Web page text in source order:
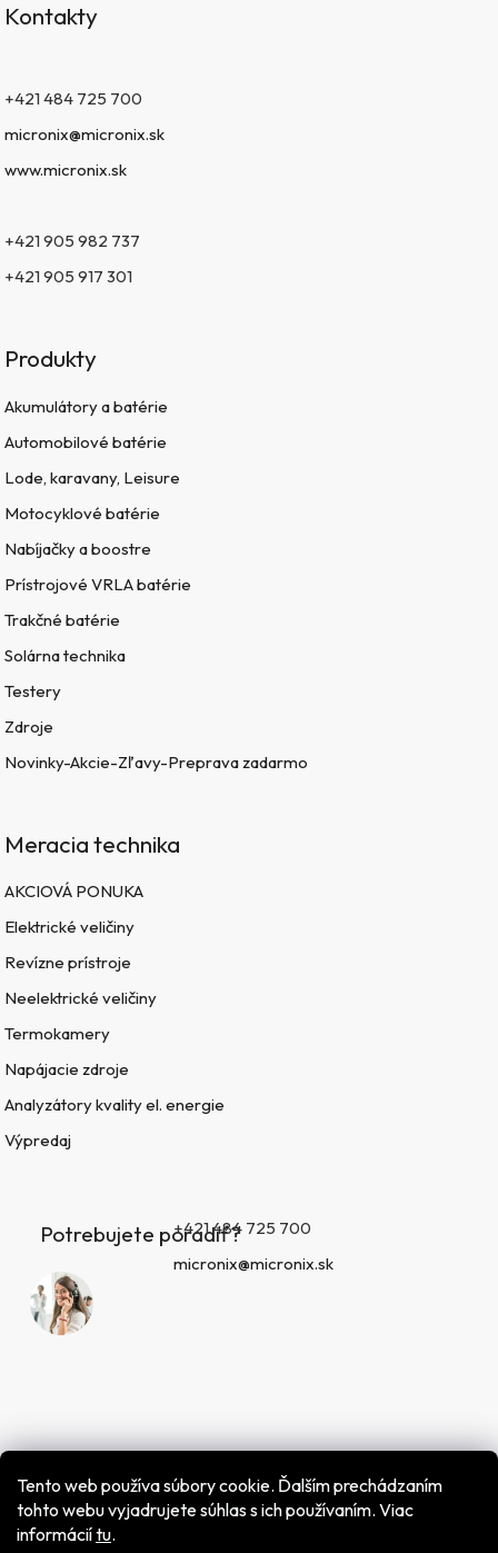
Tento web používa súbory cookie. Ďalším prechádzaním
tohto webu vyjadrujete súhlas s ich používaním. Viac
informáciítu.
Kontakty
+421 484 725 700
micronix@micronix.sk
www.micronix.sk
+421 905 982 737
+421 905 917 301
Produkty
Akumulátory a batérie
Automobilové batérie
Lode, karavany, Leisure
Motocyklové batérie
Nabíjačky a boostre
Prístrojové VRLA batérie
Trakčné batérie
Solárna technika
Testery
Zdroje
Novinky-Akcie-Zľavy-Preprava zadarmo
Meracia technika
AKCIOVÁ PONUKA
Elektrické veličiny
Revízne prístroje
Neelektrické veličiny
Termokamery
Napájacie zdroje
Analyzátory kvality el. energie
Výpredaj
Potrebujete poradiť?+421 484 725 700
micronix@micronix.sk